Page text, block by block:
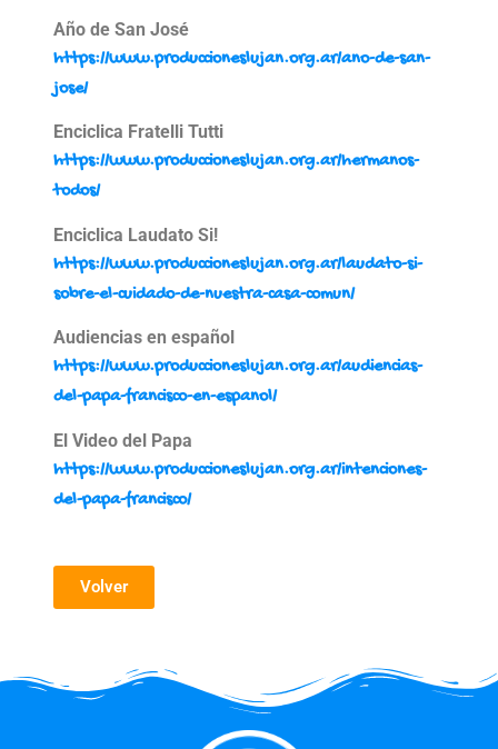
Año de San José
https://www.produccioneslujan.org.ar/ano-de-san-
jose/
Enciclica Fratelli Tutti
https://www.produccioneslujan.org.ar/hermanos-
todos/
Enciclica Laudato Si!
https://www.produccioneslujan.org.ar/laudato-si-
sobre-el-cuidado-de-nuestra-casa-comun/
Audiencias en español
https://www.produccioneslujan.org.ar/audiencias-
del-papa-francisco-en-espanol/
El Video del Papa
https://www.produccioneslujan.org.ar/intenciones-
del-papa-francisco/
Volver